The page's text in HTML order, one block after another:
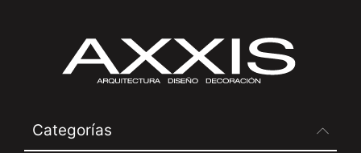
Categorías